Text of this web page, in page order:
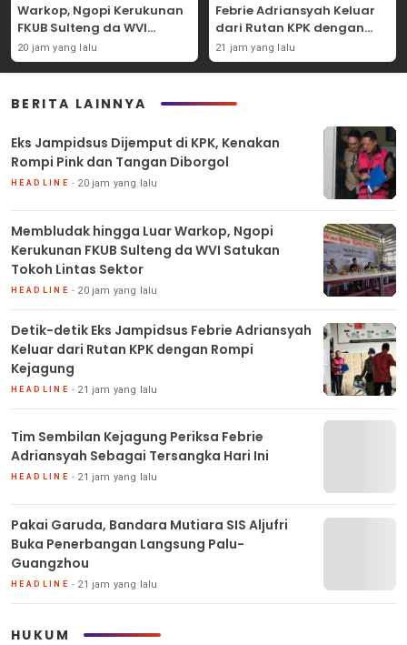
Warkop, Ngopi Kerukunan
FKUB Sulteng da WVI
Satukan Tokoh Lintas
Sektor
20 jam yang lalu
Febrie Adriansyah Keluar
dari Rutan KPK dengan
Rompi Kejagung
21 jam yang lalu
BERITA LAINNYA
Eks Jampidsus Dijemput di KPK, Kenakan
Rompi Pink dan Tangan Diborgol
HEADLINE 20 jam yang lalu
Membludak hingga Luar Warkop, Ngopi
Kerukunan FKUB Sulteng da WVI Satukan
Tokoh Lintas Sektor
HEADLINE 20 jam yang lalu
Detik-detik Eks Jampidsus Febrie Adriansyah
Keluar dari Rutan KPK dengan Rompi
Kejagung
HEADLINE 21 jam yang lalu
Tim Sembilan Kejagung Periksa Febrie
Adriansyah Sebagai Tersangka Hari Ini
HEADLINE 21 jam yang lalu
Pakai Garuda, Bandara Mutiara SIS Aljufri
Buka Penerbangan Langsung Palu-
Guangzhou
HEADLINE 21 jam yang lalu
HUKUM